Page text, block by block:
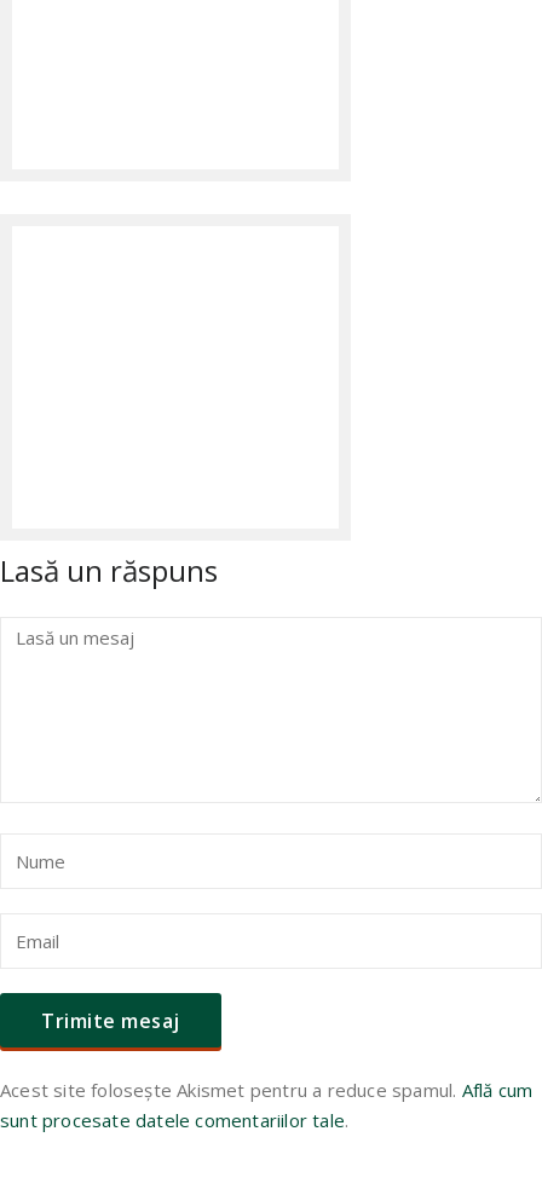
Lasă un răspuns
Acest site folosește Akismet pentru a reduce spamul. Află cum
sunt procesate datele comentariilor tale.